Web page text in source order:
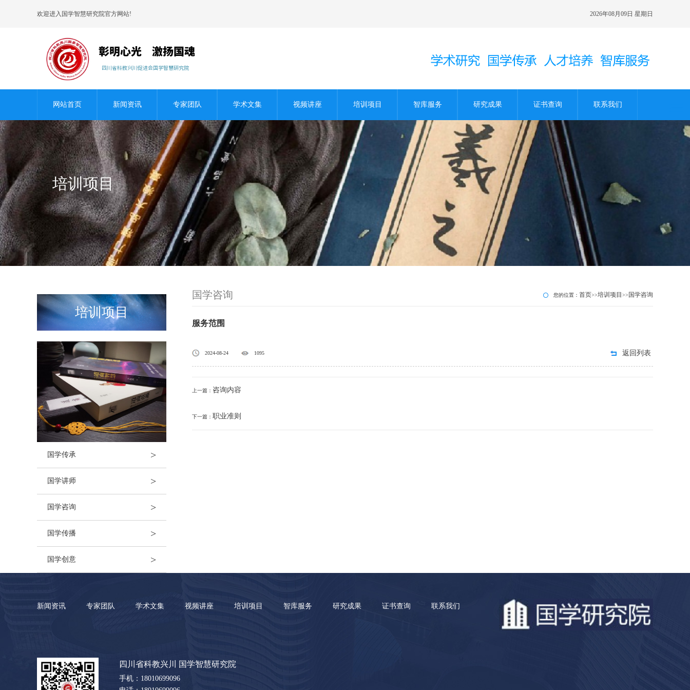
欢迎进入国学智慧研究院官方网站! 2026年08月09日 星期日
网站首页 新闻资讯 专家团队 学术文集 视频讲座 培训项目 智库服务 研究成果 证书查询 联系我们
培训项目
培训项目
国学传承 >
国学讲师 >
国学咨询 >
国学传播 >
国学创意 >
国学咨询 您的位置： 首页>>培训项目 >> 国学咨询
服务范围
2024-08-24 1095 返回列表
上一篇： 咨询内容
下一篇： 职业准则
新闻资讯 专家团队 学术文集 视频讲座 培训项目 智库服务 研究成果 证书查询 联系我们
四川省科教兴川 国学智慧研究院
手机：18010699096